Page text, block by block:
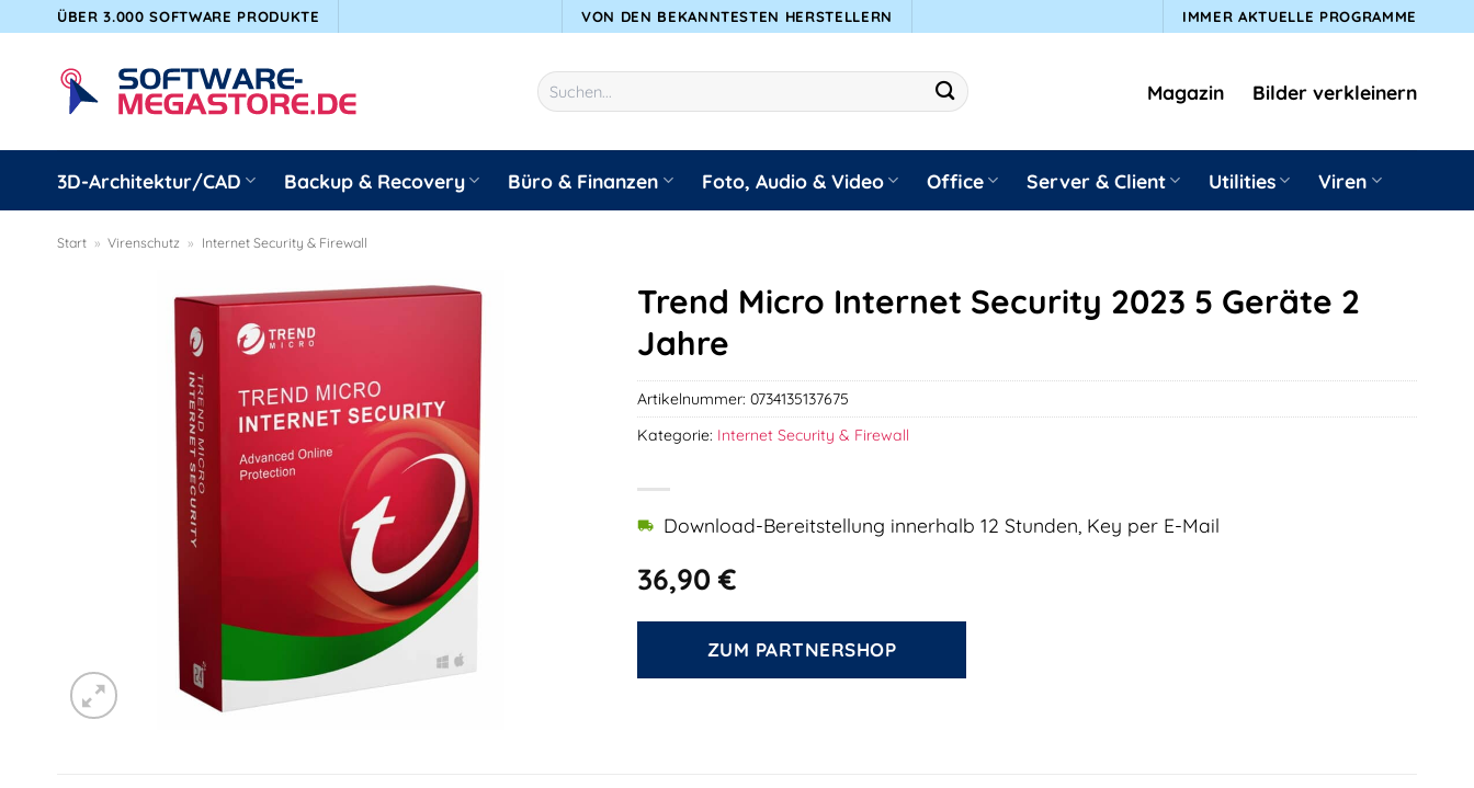
springen
ÜBER 3.000 SOFTWARE PRODUKTE VON DEN BEKANNTESTEN HERSTELLERN IMMER AKTUELLE PROGRAMME
Suchen
nach:
Magazin Bilder verkleinern
3D-Architektur/CAD Backup & Recovery Büro & Finanzen Foto, Audio & Video Office Server & Client Utilities Viren
Start » Virenschutz » Internet Security & Firewall
Trend Micro Internet Security 2023 5 Geräte 2
Jahre
36,90€
Download-Bereitstellung innerhalb 12 Stunden, Key per E-Mail
ZUM PARTNERSHOP
Artikelnummer:0734135137675
Kategorie: Internet Security & Firewall